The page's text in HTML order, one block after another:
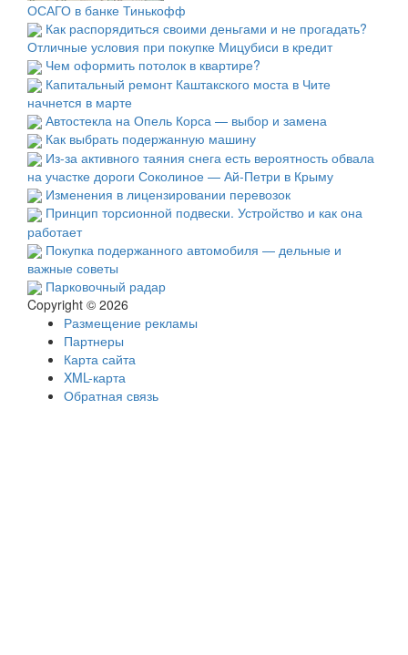
ОСАГО в банке Тинькофф
Как распорядиться своими деньгами и не прогадать?
Отличные условия при покупке Мицубиси в кредит
Чем оформить потолок в квартире?
Капитальный ремонт Каштакского моста в Чите
начнется в марте
Автостекла на Опель Корса — выбор и замена
Как выбрать подержанную машину
Из-за активного таяния снега есть вероятность обвала
на участке дороги Соколиное — Ай-Петри в Крыму
Изменения в лицензировании перевозок
Принцип торсионной подвески. Устройство и как она
работает
Покупка подержанного автомобиля — дельные и
важные советы
Парковочный радар
Copyright © 2026
Размещение рекламы
Партнеры
Карта сайта
XML-карта
Обратная связь